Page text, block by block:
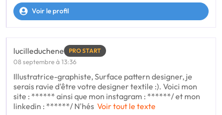
Voir le profil
lucilleduchene PRO START
08 septembre à 13:36
Illustratrice-graphiste, Surface pattern designer, je
serais ravie d'être votre designer textile :). Voici mon
site : ****** ainsi que mon instagram : ******/ et mon
linkedin : ******/ N'hés Voir tout le texte